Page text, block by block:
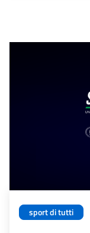
sport di tutti